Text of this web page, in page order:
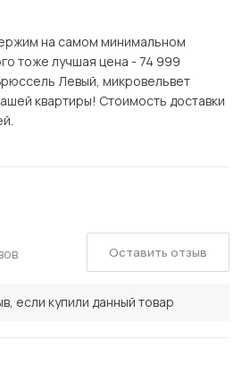
на самом минимальном
тоже лучшая цена - 74 999
Левый, микровельвет
квартиры! Стоимость доставки
если купили данный товар
Оставить отзыв